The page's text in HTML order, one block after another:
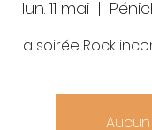
lun. 11 mai
  |
La soirée Rock